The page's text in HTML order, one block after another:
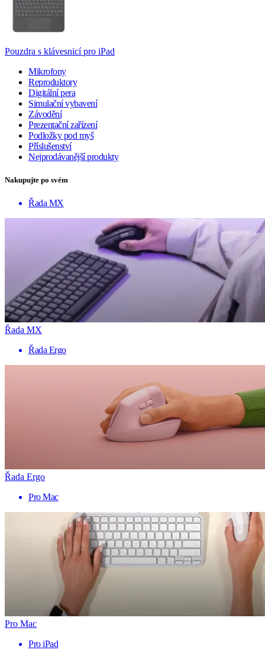
Pouzdra s klávesnicí pro iPad
Mikrofony
Reproduktory
Digitální pera
Simulační vybavení
Závodění
Prezentační zařízení
Podložky pod myš
Příslušenství
Nejprodávanější produkty
Nakupujte po svém
Řada MX
Řada MX
Řada Ergo
Řada Ergo
Pro Mac
Pro Mac
Pro iPad